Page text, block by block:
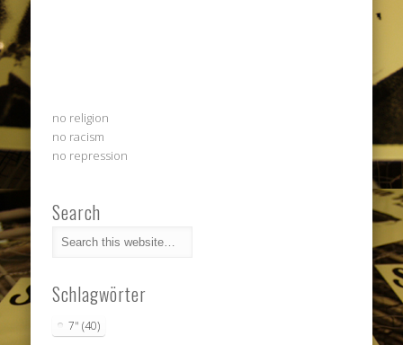
no religion
no racism
no repression
Search
Schlagwörter
7" (40)